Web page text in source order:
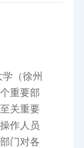
（徐州
重要部
关重要
作人员
门对各